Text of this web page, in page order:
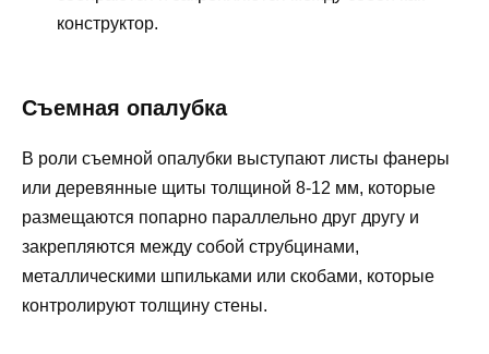
конструктор.
Съемная опалубка
В роли съемной опалубки выступают листы фанеры
или деревянные щиты толщиной 8-12 мм, которые
размещаются попарно параллельно друг другу и
закрепляются между собой струбцинами,
металлическими шпильками или скобами, которые
контролируют толщину стены.